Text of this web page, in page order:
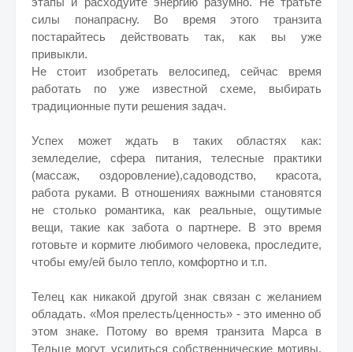
силы понапрасну. Во время этого транзита
постарайтесь действовать так, как вы уже
привыкли.
Не стоит изобретать велосипед, сейчас время
работать по уже известной схеме, выбирать
традиционные пути решения задач.
Успех может ждать в таких областях как:
земледелие, сфера питания, телесные практики
(массаж, оздоровление),садоводство, красота,
работа руками. В отношениях важными становятся
не столько романтика, как реальные, ощутимые
вещи, такие как забота о партнере. В это время
готовьте и кормите любимого человека, проследите,
чтобы ему/ей было тепло, комфортно и т.п.
Телец как никакой другой знак связан с желанием
обладать. «Моя прелесть/ценность» - это именно об
этом знаке. Потому во время транзита Марса в
Тельце могут усилиться собственнические мотивы,